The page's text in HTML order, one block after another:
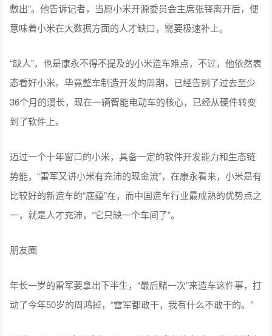
敷出”。他告诉记者，当原小米开源委员会主席张铎离开后，便
意味着小米在大数据方面的人才缺口，需要极速补上。
“缺人”，也是康永不得不提及的小米造车难点，不过，他依然表
态看好小米。毕竟整车制造开发的周期，已经告别了过去至少
36个月的漫长，现在一辆智能电动车的核心，已经从硬件转变
到了软件上。
迈过一个十年窗口的小米，具备一定的软件开发能力和生态链
势能，“雷军又讲小米有充沛的现金流”，在康永看来，小米是有
比较好的新造车的“底蕴”在，而中国造车行业最成熟的优势点之
一，就是人才充沛，“它只缺一个车间了”。
朋友圈
年长一岁的雷军要拿出下半生，“最后赌一次”来造车这件事，打
动了今年50岁的周鸿掉，“雷军都敢干，我有什么不敢干的。”